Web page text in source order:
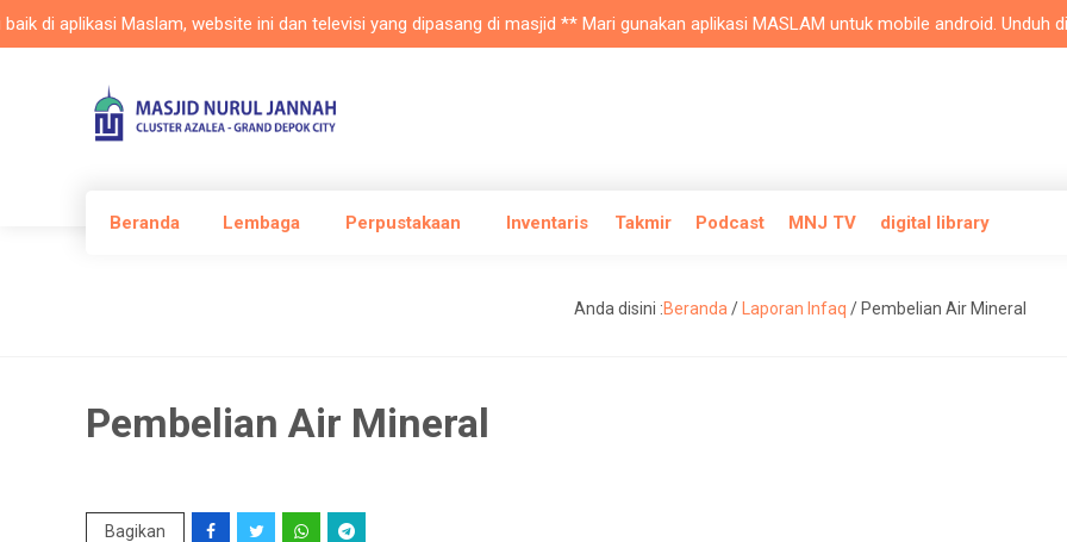
Maslam, website ini dan televisi yang dipasang di masjid ** Mari gunakan aplikasi MASLAM untuk mobile android. Unduh di
Beranda Lembaga Perpustakaan Inventaris Takmir Podcast MNJ TV digital library
Anda disini :Beranda / Laporan Infaq / Pembelian Air Mineral
Pembelian Air Mineral
Bagikan